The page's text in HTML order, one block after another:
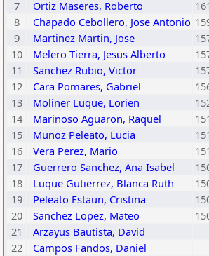
7
Ortiz Maseres, Roberto
8
Chapado Cebollero, Jose Antonio
9
Martinez Martin, Jose
10
Melero Tierra, Jesus Alberto
11
Sanchez Rubio, Victor
12
Cara Pomares, Gabriel
13
Moliner Luque, Lorien
14
Marinoso Aguaron, Raquel
15
Munoz Peleato, Lucia
16
Vera Perez, Mario
17
Guerrero Sanchez, Ana Isabel
18
Luque Gutierrez, Blanca Ruth
19
Peleato Estaun, Cristina
20
Sanchez Lopez, Mateo
21
Arzayus Bautista, David
22
Campos Fandos, Daniel